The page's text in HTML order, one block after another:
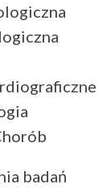
badań